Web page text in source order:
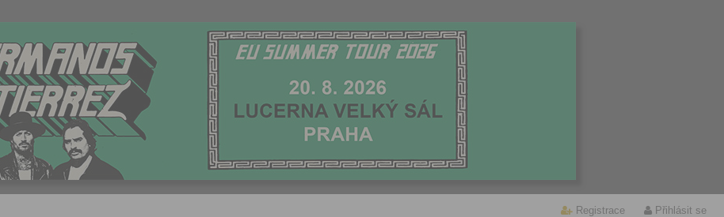
Registrace Přihlásit se